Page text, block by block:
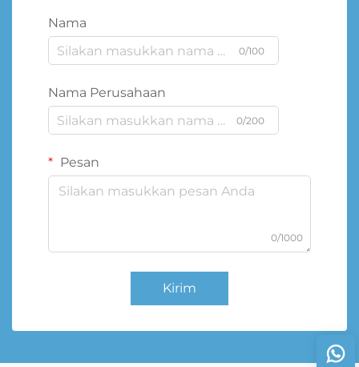
Nama
0/100
Nama Perusahaan
0/200
Pesan
0/1000
Kirim